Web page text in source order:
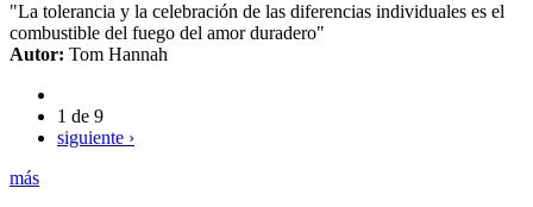
"La tolerancia y la celebración de las diferencias individuales es el
combustible del fuego del amor duradero"
Autor: Tom Hannah
1 de 9
siguiente ›
más